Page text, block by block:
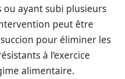
ou ayant subi plusieurs
peut être
pour éliminer les
à l’exercice
alimentaire.